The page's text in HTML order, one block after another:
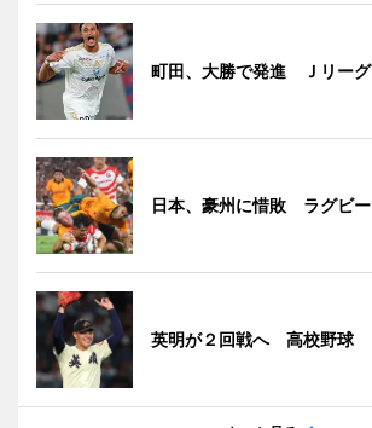
町田、大勝で発進 Ｊリーグ
日本、豪州に惜敗 ラグビー
英明が２回戦へ 高校野球